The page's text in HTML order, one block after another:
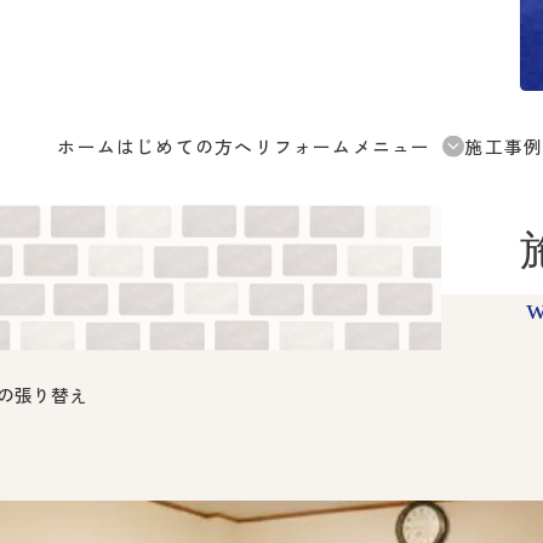
ホーム は じ めての方へ リ フ ォ ーム メ ニ ュ ー 施工事例
張り替え